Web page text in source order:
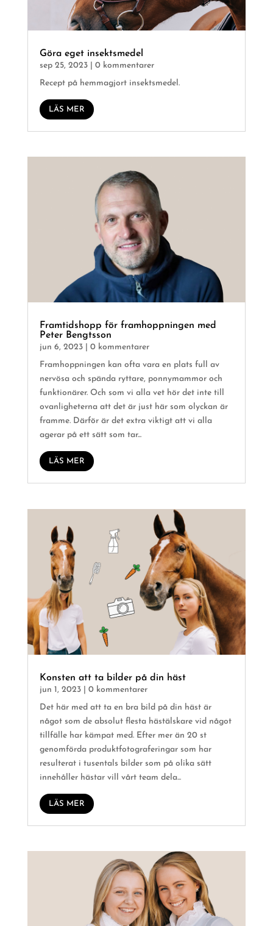
Göra eget insektsmedel
sep 25, 2023| 0 kommentarer
Recept på hemmagjort insektsmedel.
LÄS MER
Framtidshopp för framhoppningen med
Peter Bengtsson
jun 6, 2023| 0 kommentarer
Framhoppningen kan ofta vara en plats full av
nervösa och spända ryttare, ponnymammor och
funktionärer. Och som vi alla vet hör det inte till
ovanligheterna att det är just här som olyckan är
framme. Därför är det extra viktigt att vi alla
agerar på ett sätt som tar...
LÄS MER
Konsten att ta bilder på din häst
jun 1, 2023| 0 kommentarer
Det här med att ta en bra bild på din häst är
något som de absolut flesta hästälskare vid något
tillfälle har kämpat med. Efter mer än 20 st
genomförda produktfotograferingar som har
resulterat i tusentals bilder som på olika sätt
innehåller hästar vill vårt team dela...
LÄS MER